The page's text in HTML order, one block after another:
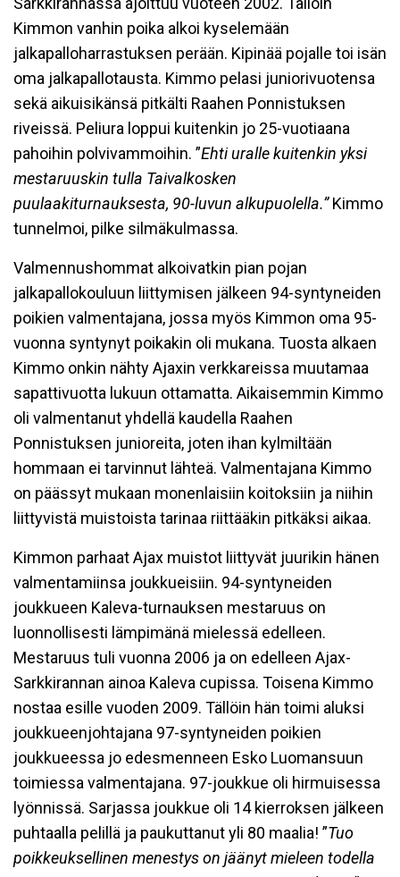
Kimmon vanhin poika alkoi kyselemään
jalkapalloharrastuksen perään. Kipinää pojalle toi isän
oma jalkapallotausta. Kimmo pelasi juniorivuotensa
sekä aikuisikänsä pitkälti Raahen Ponnistuksen
riveissä. Peliura loppui kuitenkin jo 25-vuotiaana
pahoihin polvivammoihin. ”Ehti uralle kuitenkin yksi
mestaruuskin tulla Taivalkosken
puulaakiturnauksesta, 90-luvun alkupuolella.”Kimmo
tunnelmoi, pilke silmäkulmassa.
Valmennushommat alkoivatkin pian pojan
jalkapallokouluun liittymisen jälkeen 94-syntyneiden
poikien valmentajana, jossa myös Kimmon oma 95-
vuonna syntynyt poikakin oli mukana. Tuosta alkaen
Kimmo onkin nähty Ajaxin verkkareissa muutamaa
sapattivuotta lukuun ottamatta. Aikaisemmin Kimmo
oli valmentanut yhdellä kaudella Raahen
Ponnistuksen junioreita, joten ihan kylmiltään
hommaan ei tarvinnut lähteä. Valmentajana Kimmo
on päässyt mukaan monenlaisiin koitoksiin ja niihin
liittyvistä muistoista tarinaa riittääkin pitkäksi aikaa.
Kimmon parhaat Ajax muistot liittyvät juurikin hänen
valmentamiinsa joukkueisiin. 94-syntyneiden
joukkueen Kaleva-turnauksen mestaruus on
luonnollisesti lämpimänä mielessä edelleen.
Mestaruus tuli vuonna 2006 ja on edelleen Ajax-
Sarkkirannan ainoa Kaleva cupissa. Toisena Kimmo
nostaa esille vuoden 2009. Tällöin hän toimi aluksi
joukkueenjohtajana 97-syntyneiden poikien
joukkueessa jo edesmenneen Esko Luomansuun
toimiessa valmentajana. 97-joukkue oli hirmuisessa
lyönnissä. Sarjassa joukkue oli 14 kierroksen jälkeen
puhtaalla pelillä ja paukuttanut yli 80 maalia! ”Tuo
poikkeuksellinen menestys on jäänyt mieleen todella